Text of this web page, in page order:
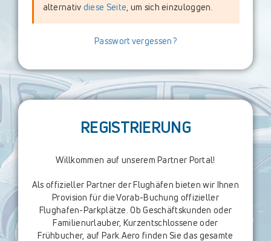
alternativ diese Seite, um sich einzuloggen.
Passwort vergessen?
REGISTRIERUNG
Willkommen auf unserem Partner Portal!
Als offizieller Partner der Flughäfen bieten wir Ihnen
Provision für die Vorab-Buchung offizieller
Flughafen-Parkplätze. Ob Geschäftskunden oder
Familienurlauber, Kurzentschlossene oder
Frühbucher, auf Park.Aero finden Sie das gesamte